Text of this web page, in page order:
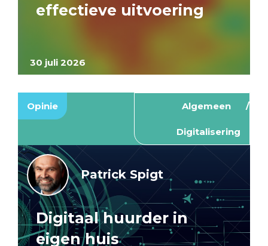
30 juli 2026
effectieve uitvoering
Opinie Algemeen
Digitalisering
Patrick Spigt
Digitaal huurder in
eigen huis